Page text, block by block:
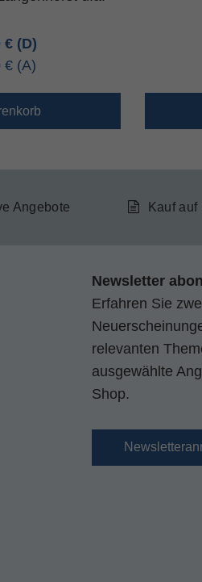
€
€
Angebote Kauf auf
Newsletter
Erfahren Sie
relevanten
ausgewählte
Shop.